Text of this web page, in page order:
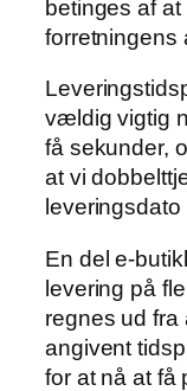
betinges af
forretningens
vældig vigtig
få sekunder,
at vi
En del e-
levering på
regnes ud
angivent
for at nå at få